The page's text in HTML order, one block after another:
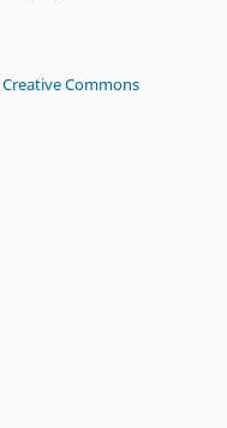
Creative Commons